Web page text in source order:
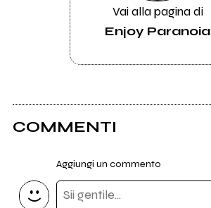
Vai alla pagina di
Enjoy Paranoia
COMMENTI
Aggiungi un commento